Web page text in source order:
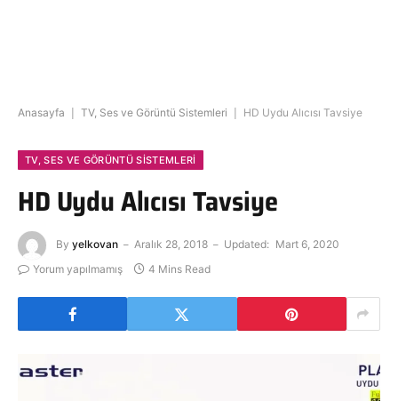
Anasayfa TV, Ses ve Görüntü Sistemleri HD Uydu Alıcısı Tavsiye
TV, SES VE GÖRÜNTÜ SISTEMLERI
HD Uydu Alıcısı Tavsiye
By yelkovan Aralık 28, 2018 Updated: Mart 6, 2020
Yorum yapılmamış
4 Mins Read